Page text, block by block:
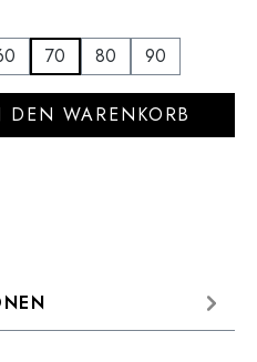
70 80 90
den gewünschten
DEN WARENKORB